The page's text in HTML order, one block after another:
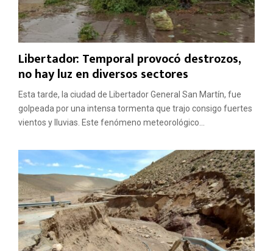
Libertador: Temporal provocó destrozos,
no hay luz en diversos sectores
Esta tarde, la ciudad de Libertador General San Martín, fue
golpeada por una intensa tormenta que trajo consigo fuertes
vientos y lluvias. Este fenómeno meteorológico...